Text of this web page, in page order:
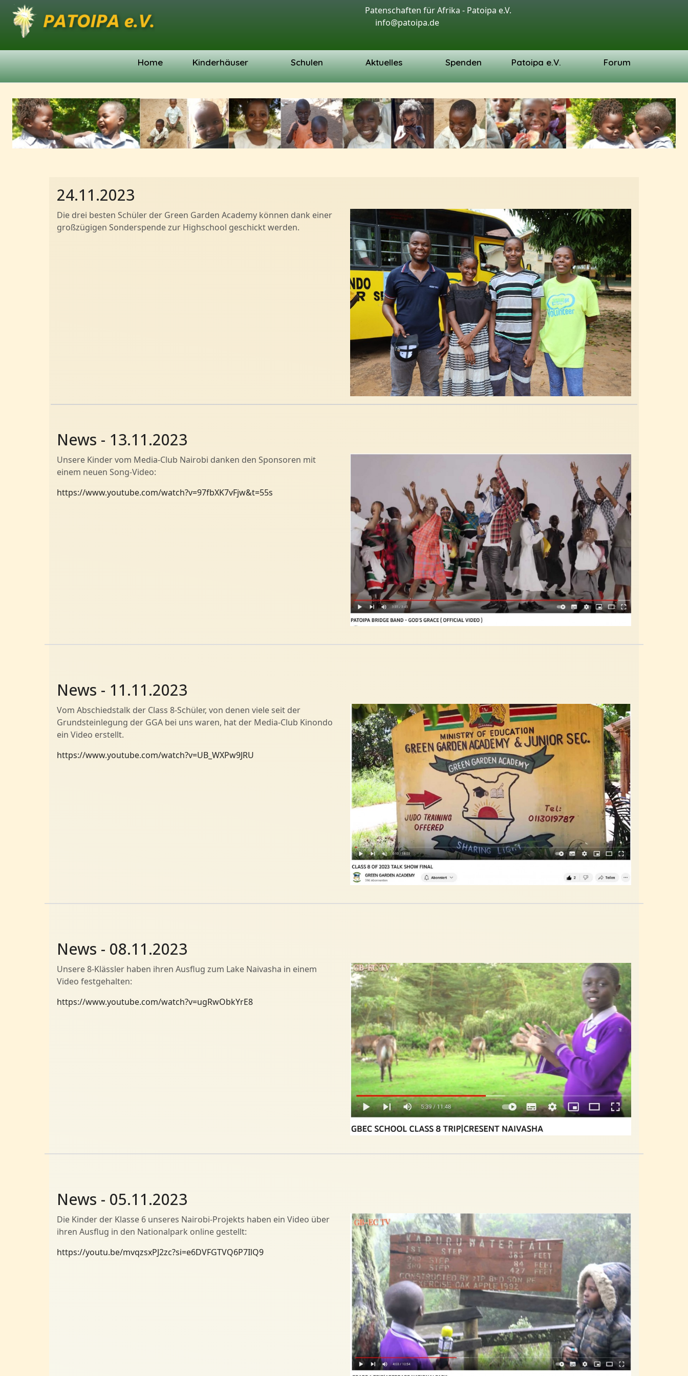
Patenschaften für Afrika - Patoipa e.V.
info@patoipa.de
Home Kinderhäuser Schulen Aktuelles Spenden Patoipa e.V. Forum
24.11.2023
Die drei besten Schüler der Green Garden Academy können dank einer
großzügigen Sonderspende zur Highschool geschickt werden.
News - 13.11.2023
Unsere Kinder vom Media-Club Nairobi danken den Sponsoren mit
einem neuen Song-Video:
https://www.youtube.com/watch?v=97fbXK7vFjw&t=55s
News - 11.11.2023
Vom Abschiedstalk der Class 8-Schüler, von denen viele seit der
Grundsteinlegung der GGA bei uns waren, hat der Media-Club Kinondo
ein Video erstellt.
https://www.youtube.com/watch?v=UB_WXPw9JRU
News - 08.11.2023
Unsere 8-Klässler haben ihren Ausflug zum Lake Naivasha in einem
Video festgehalten:
https://www.youtube.com/watch?v=ugRwObkYrE8
News - 05.11.2023
Die Kinder der Klasse 6 unseres Nairobi-Projekts haben ein Video über
ihren Ausflug in den Nationalpark online gestellt:
https://youtu.be/mvqzsxPJ2zc?si=e6DVFGTVQ6P7IlQ9